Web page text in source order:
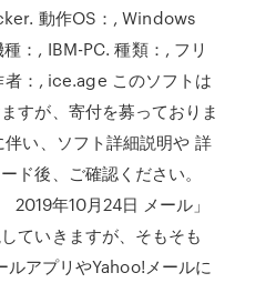
動作OS：, Windows
：, IBM-PC. 種類：, フリ
：, ice.age このソフトは
すが、寄付を募っておりま
い、ソフト詳細説明や 詳
ド後、ご確認ください。
年10月24日 メール」
ていきますが、そもそも
アプリやYahoo!メールに